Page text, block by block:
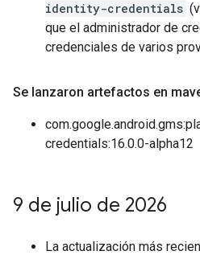
identity-credentials
que el administrador de
credenciales de varios
Se lanzaron artefactos en
credentials:16.0.0-alpha12
9 de julio de 2026
La actualización más